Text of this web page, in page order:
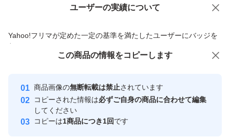
ラウリルジメチルアミノ酢酸ベタイン、キシリット、メリ
ール、濃グリセリン、1、3-ブチレングリコール、ポリオ
キシエチレン(14)ポリオキシプロピレン(7)ジメチルエーテ
ド、ポリオキシエチレンポリオキシプロピレンデシルテト
ラデシルエーテル、クロルフェネシン、カルボキシビニル
ポリマー、エリスリトール、エデト酸二ナトリウム、ピロ
ユーザーの実績について
Yahoo!フリマが定めた一定の基準を満たしたユーザーにバッジを
付与しています
安心取引出品者
心・安全なユーザーです
取引実績
価格の相談 商品への質問
この商品の情報をコピーします
商品画像の無断転載は禁止されています
コピーされた情報は必ずご自身の商品に合わせて編集
してください
コピーは1商品につき1回です
この商品をみている人にオススメ